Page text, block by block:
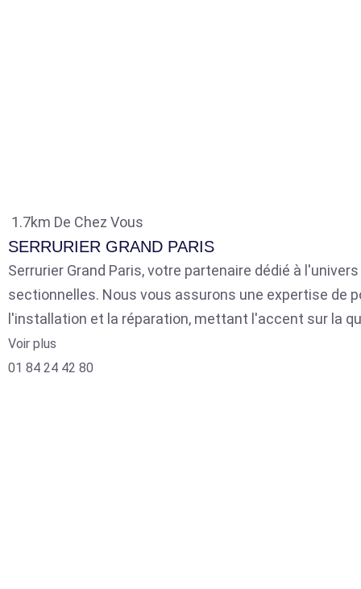
1.7km De Chez Vous
SERRURIER GRAND PARIS
Serrurier Grand Paris, votre partenaire dédié à
sectionnelles. Nous vous assurons une expertise de
l'installation et la réparation, mettant l'accent sur la
Voir plus
01 84 24 42 80